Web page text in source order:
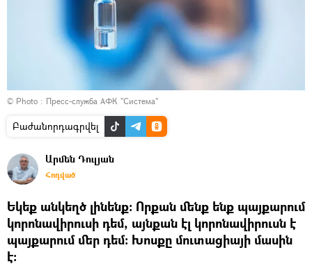
© Photo : Пресс-служба АФК "Система"
Բաժանորդագրվել
Արմեն Դուլյան
Հոդված
​Եկեք անկեղծ լինենք։ Որքան մենք ենք պայքարում
կորոնավիրուսի դեմ, այնքան էլ կորոնավիրուսն է
պայքարում մեր դեմ։ Խոսքը մուտացիայի մասին
է։